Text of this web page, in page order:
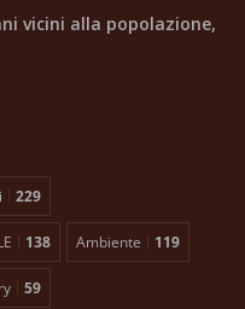
vicini alla popolazione,
229
138 Ambiente 119
59